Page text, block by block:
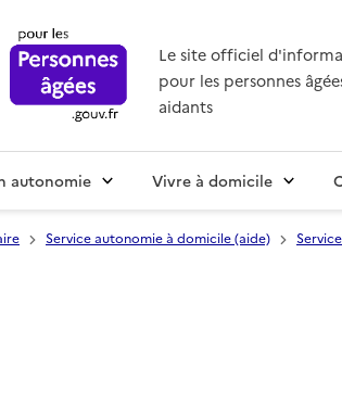
Le site officiel
pour les personnes
aidants
autonomie Vivre à domicile
Service autonomie à domicile (aide)